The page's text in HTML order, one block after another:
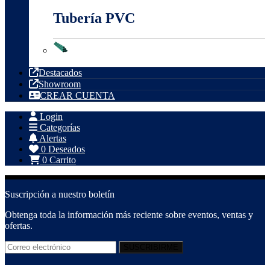
Tubería PVC
Destacados
Showroom
CREAR CUENTA
Login
Categorías
Alertas
0 Deseados
0 Carrito
Suscripción a nuestro boletín
Obtenga toda la información más reciente sobre eventos, ventas y
ofertas.